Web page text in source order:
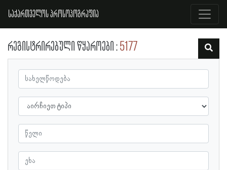
საქართველოს პროსოპოგრაფია
რეგისტრირებული წყაროები 5177